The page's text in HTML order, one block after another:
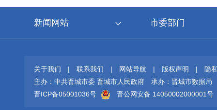
新闻网站 市委部门
关于我们 | 联系我们 | 网站导航 | 版权声明 |
隐
主办：中共晋城市委 晋城市人民政府
承办：晋城市数据局
晋ICP备05001036号
晋公网安备 14050002000001号